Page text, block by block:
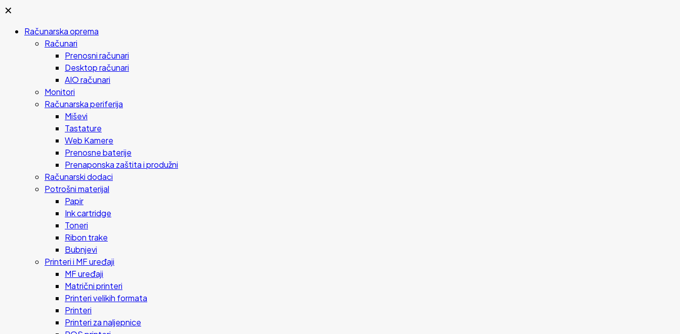
✕
Računarska oprema
Računari
Prenosni računari
Desktop računari
AIO računari
Monitori
Računarska periferija
Miševi
Tastature
Web Kamere
Prenosne baterije
Prenaponska zaštita i produžni
Računarski dodaci
Potrošni materijal
Papir
Ink cartridge
Toneri
Ribon trake
Bubnjevi
Printeri i MF uređaji
MF uređaji
Matrični printeri
Printeri velikih formata
Printeri
Printeri za naljepnice